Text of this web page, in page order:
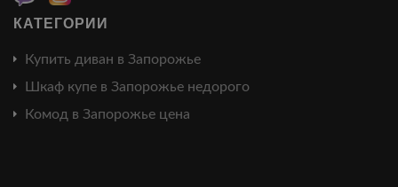
КАТЕГОРИИ
Купить диван в Запорожье
Шкаф купе в Запорожье недорого
Комод в Запорожье цена